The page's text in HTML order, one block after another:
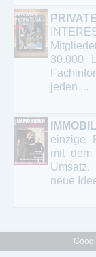
30.000
jeden ...
einzige
mit dem
neue